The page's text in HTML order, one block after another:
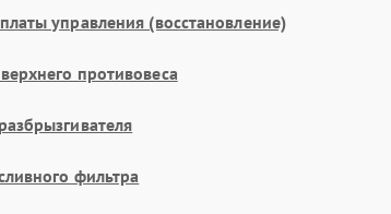
управления (восстановление)
противовеса
фильтра